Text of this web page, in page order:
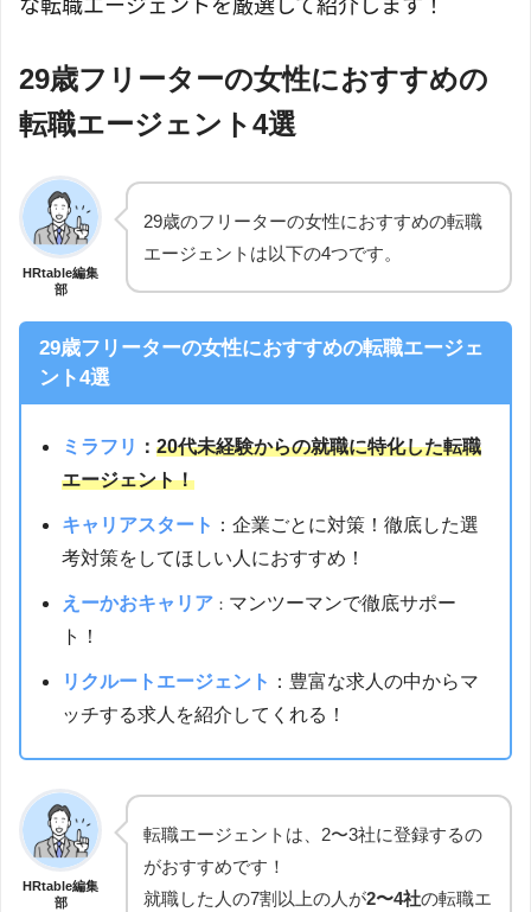
29歳フリーターの女性におすすめの
転職エージェント4選
HRtable編集
部
29歳のフリーターの女性におすすめの転職
エージェントは以下の4つです。
29歳フリーターの女性におすすめの転職エージェ
ント4選
ミラフリ ：20代未経験からの就職に特化した転職
エージェント！
キャリアスタート ：企業ごとに対策！徹底した選
考対策をしてほしい人におすすめ！
えーかおキャリア ： マンツーマンで徹底サポー
ト！
リクルートエージェント ：豊富な求人の中からマ
ッチする求人を紹介してくれる！
HRtable編集
部
転職エージェントは、2〜3社に登録するの
がおすすめです！
就職した人の7割以上の人が2〜4社の転職エ